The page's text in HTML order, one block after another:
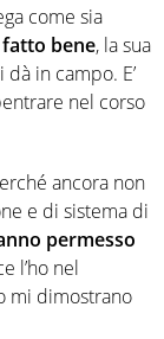
come sia
bene, la sua
in campo. E’
nel corso
ancora non
e di sistema di
permesso
l’ho nel
mi dimostrano